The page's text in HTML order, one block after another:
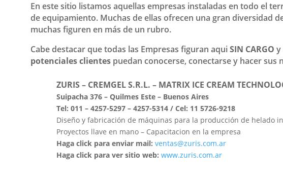
En este sitio listamos aquellas empresas instaladas en todo el
de equipamiento. Muchas de ellas ofrecen una gran diversidad
muchas figuren en más de un rubro.
Cabe destacar que todas las Empresas figuran aquiSIN CARGO y
potenciales clientes puedan conocerse, conectarse y hacer sus
ZURIS – CREMGEL S.R.L. – MATRIX ICE CREAM
Suipacha 376 – Quilmes Este – Buenos Aires
Tel: 011 – 4257-5297 – 4257-5314 / Cel: 11 5726-9218
Diseño y fabricación de máquinas para la producción de helado
Proyectos llave en mano – Capacitacion en la empresa
Haga click para enviar mail: ventas@zuris.com.ar
Haga click para ver sitio web: www.zuris.com.ar